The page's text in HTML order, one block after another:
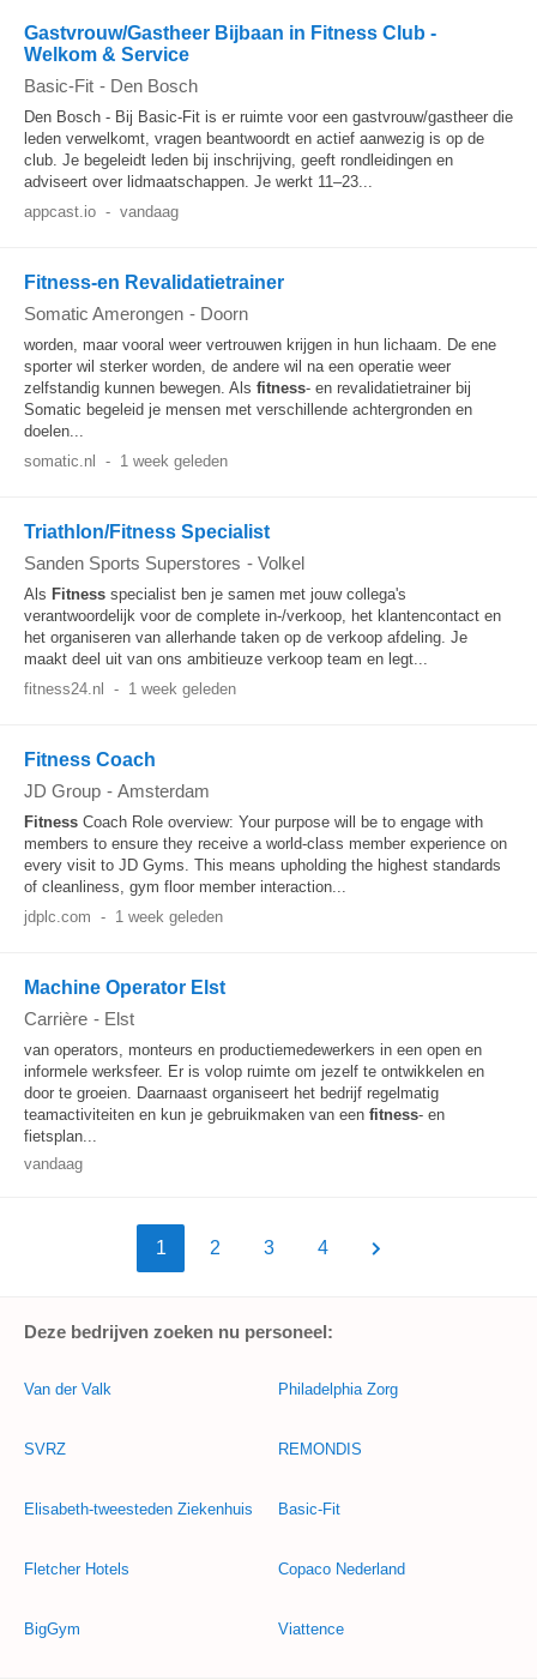
Gastvrouw/Gastheer Bijbaan in Fitness Club -
Welkom & Service
Basic-Fit - Den Bosch
Den Bosch - Bij Basic-Fit is er ruimte voor een gastvrouw/gastheer die
leden verwelkomt, vragen beantwoordt en actief aanwezig is op de
club. Je begeleidt leden bij inschrijving, geeft rondleidingen en
adviseert over lidmaatschappen. Je werkt 11–23...
appcast.io - vandaag
Fitness-en Revalidatietrainer
Somatic Amerongen - Doorn
worden, maar vooral weer vertrouwen krijgen in hun lichaam. De ene
sporter wil sterker worden, de andere wil na een operatie weer
zelfstandig kunnen bewegen. Als fitness- en revalidatietrainer bij
Somatic begeleid je mensen met verschillende achtergronden en
doelen...
somatic.nl
- 1 week geleden
Triathlon/Fitness Specialist
Sanden Sports Superstores - Volkel
Als Fitness specialist ben je samen met jouw collega's
verantwoordelijk voor de complete in-/verkoop, het klantencontact en
het organiseren van allerhande taken op de verkoop afdeling. Je
maakt deel uit van ons ambitieuze verkoop team en legt...
fitness24.nl
- 1 week geleden
Fitness Coach
JD Group - Amsterdam
Fitness Coach Role overview: Your purpose will be to engage with
members to ensure they receive a world-class member experience on
every visit to JD Gyms. This means upholding the highest standards
of cleanliness, gym floor member interaction...
jdplc.com - 1 week geleden
Machine Operator Elst
Carrière - Elst
van operators, monteurs en productiemedewerkers in een open en
informele werksfeer. Er is volop ruimte om jezelf te ontwikkelen en
door te groeien. Daarnaast organiseert het bedrijf regelmatig
teamactiviteiten en kun je gebruikmaken van een fitness- en
fietsplan...
vandaag
1 2 3 4
Deze bedrijven zoeken nu personeel:
Van der Valk
SVRZ
Elisabeth-tweesteden Ziekenhuis
Fletcher Hotels
BigGym
Philadelphia Zorg
REMONDIS
Basic-Fit
Copaco Nederland
Viattence